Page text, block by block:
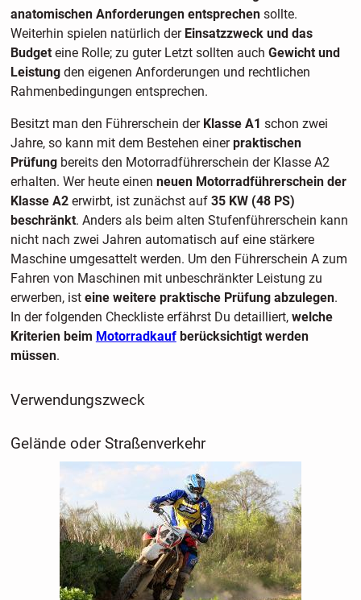
anatomischen Anforderungen entsprechensollte.
Weiterhin spielen natürlich derEinsatzzweck und das
Budgeteine Rolle; zu guter Letzt sollten auch Gewicht und
Leistungden eigenen Anforderungen und rechtlichen
Rahmenbedingungen entsprechen.
Besitzt man den Führerschein der Klasse A1 schon zwei
Jahre, so kann mit dem Bestehen einerpraktischen
Prüfungbereits den Motorradführerschein der Klasse A2
erhalten. Wer heute einen neuen Motorradführerschein der
Klasse A2 erwirbt, ist zunächst auf 35 KW (48 PS)
beschränkt. Anders als beim alten Stufenführerschein kann
nicht nach zwei Jahren automatisch auf eine stärkere
Maschine umgesattelt werden. Um den Führerschein A zum
Fahren von Maschinen mit unbeschränkter Leistung zu
erwerben, ist eine weitere praktische Prüfung abzulegen.
In der folgenden Checkliste erfährst Du detailliert, welche
Kriterien beim Motorradkaufberücksichtigt werden
müssen.
Verwendungszweck
Gelände oder Straßenverkehr